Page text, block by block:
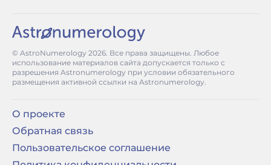
© AstroNumerology 2026. Все права защищены. Любое
использование материалов сайта допускается только с
разрешения Astronumerology при условии обязательного
размещения активной ссылки на Astronumerology.
О проекте
Обратная связь
Пользовательское соглашение